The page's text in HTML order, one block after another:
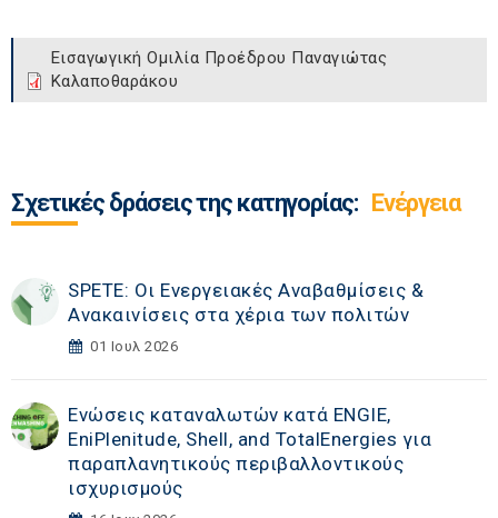
Εισαγωγική Ομιλία Προέδρου Παναγιώτας
Καλαποθαράκου
Σχετικές δράσεις της κατηγορίας: Ενέργεια
SPETE: Οι Ενεργειακές Αναβαθμίσεις &
Ανακαινίσεις στα χέρια των πολιτών
01 Ιουλ 2026
Ενώσεις καταναλωτών κατά ENGIE,
EniPlenitude, Shell, and TotalEnergies για
παραπλανητικούς περιβαλλοντικούς
ισχυρισμούς